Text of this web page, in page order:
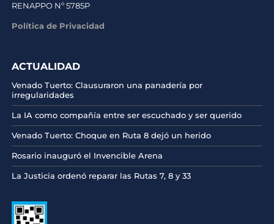
RENAPPO Nº 5785P
Política de Privacidad
ACTUALIDAD
Venado Tuerto: Clausuraron una panadería por
irregularidades
La IA como compañía entre ser escuchado y ser querido
Venado Tuerto: Choque en Ruta 8 dejó un herido
Rosario inauguró el Invencible Arena
La Justicia ordenó reparar las Rutas 7, 8 y 33